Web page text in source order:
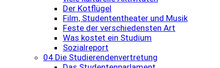
Der Kotflügel
Film, Studententheater und Musik
Feste der verschiedensten Art
Was kostet ein Studium
Sozialreport
04 Die Studierendenvertretung